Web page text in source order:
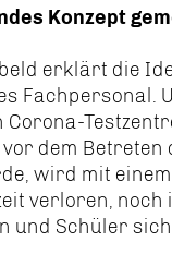
Konzept
erklärt die
Fachpersonal.
Corona-
dem
wird mit
verloren, noch
und Schüler